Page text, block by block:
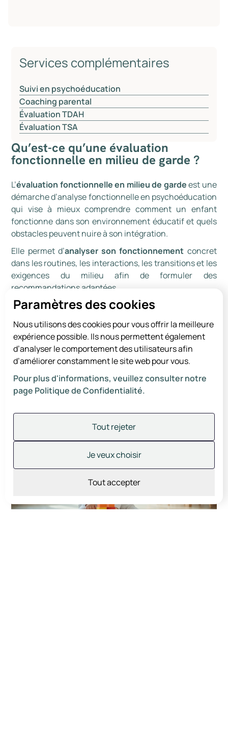
Paramètres des cookies
Nous utilisons des cookies pour vous offrir la meilleure
expérience possible. Ils nous permettent également
d’analyser le comportement des utilisateurs afin
d’améliorer constamment le site web pour vous.
Pour plus d'informations, veuillez consulter notre
page Politique de Confidentialité.
Tout rejeter
Je veux choisir
Tout accepter
Qu’est-ce qu’une évaluation
fonctionnelle en milieu de garde ?
L’évaluation fonctionnelle en milieu de gardeest une
démarche d’analyse fonctionnelle en psychoéducation
qui vise à mieux comprendre comment un enfant
fonctionne dans son environnement éducatif et quels
obstacles peuvent nuire à son intégration.
Elle permet d’analyser son fonctionnement concret
dans les routines, les interactions, les transitions et les
exigences du milieu afin de formuler des
recommandations adaptées.
Cette démarche peut être amorcée à la demande d’un
est particulièrement indiquée lorsque l’enfant
présente des difficultés significatives et
persistantesqui nuisent à son fonctionnement
quotidien et créent des obstacles à son intégration
dans le milieu de garde. Elle permet alors de mieux
comprendre ses besoins et d’orienter les mesures de
Services complémentaires
Suivi en psychoéducation
Coaching parental
Évaluation TDAH
Évaluation TSA